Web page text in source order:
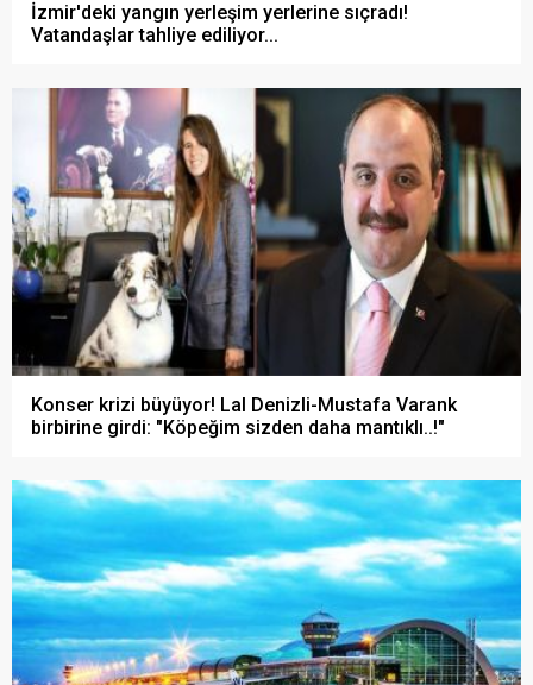
İzmir'deki yangın yerleşim yerlerine sıçradı!
Vatandaşlar tahliye ediliyor...
Konser krizi büyüyor! Lal Denizli-Mustafa Varank
birbirine girdi: "Köpeğim sizden daha mantıklı..!"